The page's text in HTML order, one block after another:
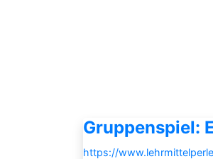
Gruppenspiel:
https://